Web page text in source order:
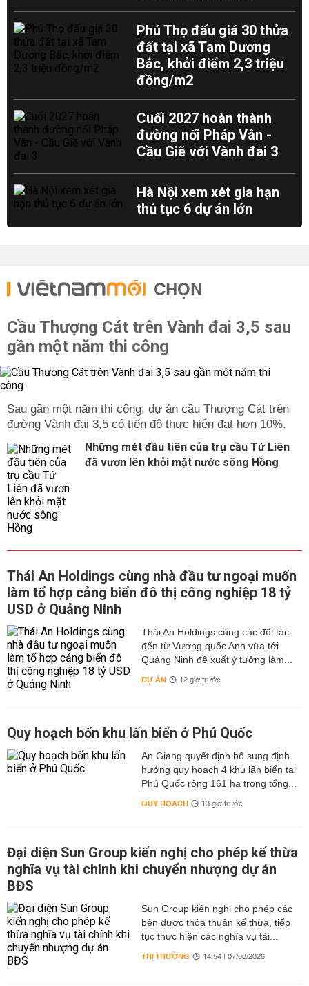
Phú Thọ đấu giá 30 thửa
đất tại xã Tam Dương
Bắc, khởi điểm 2,3 triệu
đồng/m2
Cuối 2027 hoàn thành
đường nối Pháp Vân -
Cầu Giẽ với Vành đai 3
Hà Nội xem xét gia hạn
thủ tục 6 dự án lớn
CHỌN
Cầu Thượng Cát trên Vành đai 3,5 sau
gần một năm thi công
Sau gần một năm thi công, dự án cầu Thượng Cát trên
đường Vành đai 3,5 có tiến độ thực hiện đạt hơn 10%.
Những mét đầu tiên của trụ cầu Tứ Liên
đã vươn lên khỏi mặt nước sông Hồng
Thái An Holdings cùng nhà đầu tư ngoại muốn
làm tổ hợp cảng biển đô thị công nghiệp 18 tỷ
USD ở Quảng Ninh
Thái An Holdings cùng các đối tác
đến từ Vương quốc Anh vừa tới
Quảng Ninh đề xuất ý tưởng làm...
DỰ ÁN 12 giờ trước
Quy hoạch bốn khu lấn biển ở Phú Quốc
An Giang quyết định bổ sung định
hướng quy hoạch 4 khu lấn biển tại
Phú Quốc rộng 161 ha trong tổng...
QUY HOẠCH 13 giờ trước
Đại diện Sun Group kiến nghị cho phép kế thừa
nghĩa vụ tài chính khi chuyển nhượng dự án
BĐS
Sun Group kiến nghị cho phép các
bên được thỏa thuận kế thừa, tiếp
tục thực hiện các nghĩa vụ tài...
THỊ TRƯỜNG 14:54 | 07/08/2026